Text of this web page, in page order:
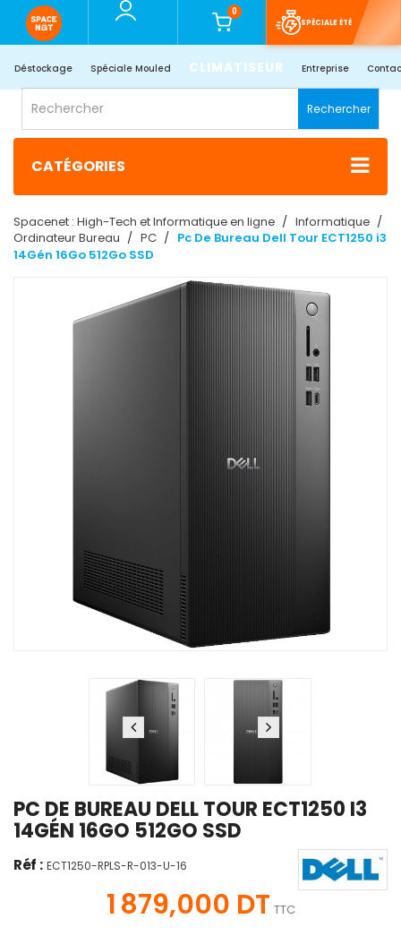
0
SPÉCIALE ÉTÉ
Déstockage Spéciale Mouled CLIMATISEUR Entreprise
Rechercher
CATÉGORIES
Spacenet : High-Tech et Informatique en ligne
Informatique
Ordinateur Bureau
PC
Pc De Bureau Dell Tour ECT1250 i3
14Gén 16Go 512Go SSD
PC DE BUREAU DELL TOUR ECT1250 I3
14GÉN 16GO 512GO SSD
Réf : ECT1250-RPLS-R-013-U-16
1 879,000 DT TTC